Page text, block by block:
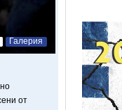
Галерия
от